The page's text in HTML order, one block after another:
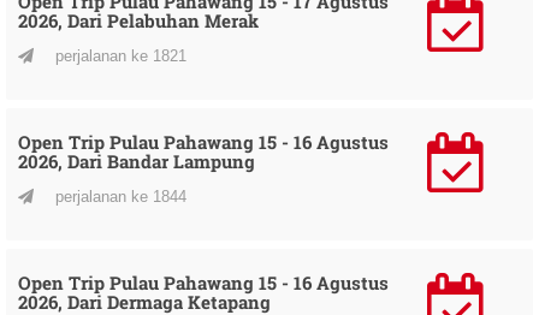
2026, Dari Pelabuhan Merak
perjalanan ke 1821
Open Trip Pulau Pahawang 15 - 16 Agustus
2026, Dari Bandar Lampung
perjalanan ke 1844
Open Trip Pulau Pahawang 15 - 16 Agustus
2026, Dari Dermaga Ketapang